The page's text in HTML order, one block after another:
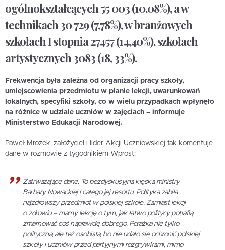
ogólnokształcących 55 003 (10,08%), a w
technikach 30 729 (7,78%), w branżowych
szkołach I stopnia 27457 (14,40%), szkołach
artystycznych 3083 (18, 33%).
Frekwencja była zależna od organizacji pracy szkoły,
umiejscowienia przedmiotu w planie lekcji, uwarunkowań
lokalnych, specyfiki szkoły, co w wielu przypadkach wpłynęło
na różnice w udziale uczniów w zajęciach – informuje
Ministerstwo Edukacji Narodowej.
Paweł Mrozek, założyciel i lider Akcji Uczniowskiej tak komentuje
dane w rozmowie z tygodnikiem Wprost:
Zatrważające dane. To bezdyskusyjna klęska ministry
Barbary Nowackiej i całego jej resortu. Polityka zabiła
najzdrowszy przedmiot w polskiej szkole. Zamiast lekcji
o zdrowiu – mamy lekcję o tym, jak łatwo politycy potrafią
zmarnować coś naprawdę dobrego. Porażka nie tylko
polityczna, ale też osobista, bo nie udało się ochronić polskiej
szkoły i uczniów przed partyjnymi rozgrywkami, mimo